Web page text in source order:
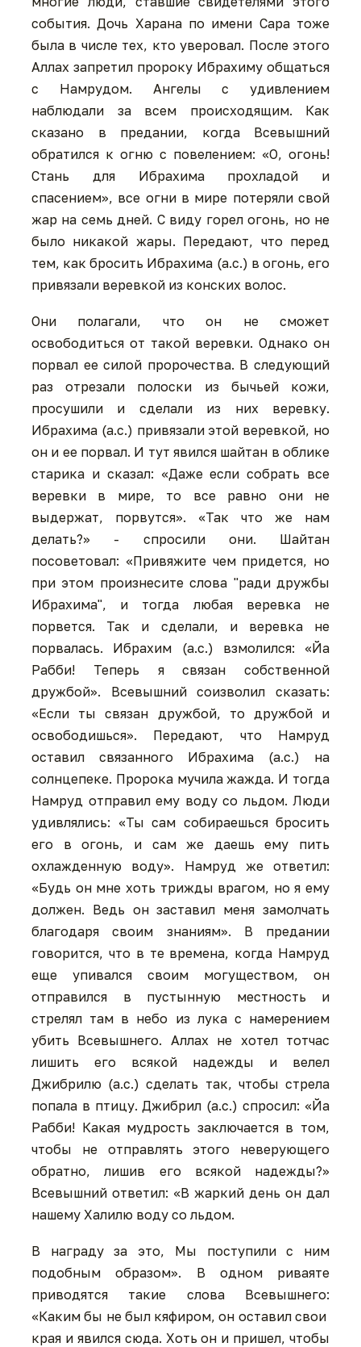
события. Дочь Харана по имени Сара тоже
была в числе тех, кто уверовал. После этого
Аллах запретил пророку Ибрахиму общаться
с Намрудом. Ангелы с удивлением
наблюдали за всем происходящим. Как
сказано в предании, когда Всевышний
обратился к огню с повелением: «О, огонь!
Стань для Ибрахима прохладой и
спасением», все огни в мире потеряли свой
жар на семь дней. С виду горел огонь, но не
было никакой жары. Передают, что перед
тем, как бросить Ибрахима (а.с.) в огонь, его
привязали веревкой из конских волос.
Они полагали, что он не сможет
освободиться от такой веревки. Однако он
порвал ее силой пророчества. В следующий
раз отрезали полоски из бычьей кожи,
просушили и сделали из них веревку.
Ибрахима (а.с.) привязали этой веревкой, но
он и ее порвал. И тут явился шайтан в облике
старика и сказал: «Даже если собрать все
веревки в мире, то все равно они не
выдержат, порвутся». «Так что же нам
делать?» - спросили они. Шайтан
посоветовал: «Привяжите чем придется, но
при этом произнесите слова "ради дружбы
Ибрахима", и тогда любая веревка не
порвется. Так и сделали, и веревка не
порвалась. Ибрахим (а.с.) взмолился: «Йа
Рабби! Теперь я связан собственной
дружбой». Всевышний соизволил сказать:
«Если ты связан дружбой, то дружбой и
освободишься». Передают, что Намруд
оставил связанного Ибрахима (а.с.) на
солнцепеке. Пророка мучила жажда. И тогда
Намруд отправил ему воду со льдом. Люди
удивлялись: «Ты сам собираешься бросить
его в огонь, и сам же даешь ему пить
охлажденную воду». Намруд же ответил:
«Будь он мне хоть трижды врагом, но я ему
должен. Ведь он заставил меня замолчать
благодаря своим знаниям». В предании
говорится, что в те времена, когда Намруд
еще упивался своим могуществом, он
отправился в пустынную местность и
стрелял там в небо из лука с намерением
убить Всевышнего. Аллах не хотел тотчас
лишить его всякой надежды и велел
Джибрилю (а.с.) сделать так, чтобы стрела
попала в птицу. Джибрил (а.с.) спросил: «Йа
Рабби! Какая мудрость заключается в том,
чтобы не отправлять этого неверующего
обратно, лишив его всякой надежды?»
Всевышний ответил: «В жаркий день он дал
нашему Халилю воду со льдом.
В награду за это, Мы поступили с ним
подобным образом». В одном риваяте
приводятся такие слова Всевышнего:
«Каким бы не был кяфиром, он оставил свои
края и явился сюда. Хоть он и пришел, чтобы